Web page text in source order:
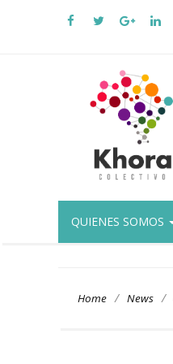
QUIENES SOMOS
Home / News /